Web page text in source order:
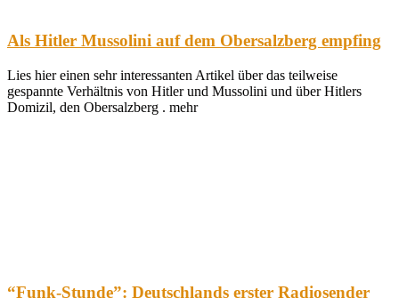
Als Hitler Mussolini auf dem Obersalzberg empfing
Lies hier einen sehr interessanten Artikel über das teilweise
gespannte Verhältnis von Hitler und Mussolini und über Hitlers
Domizil, den Obersalzberg . mehr
“Funk-Stunde”: Deutschlands erster Radiosender